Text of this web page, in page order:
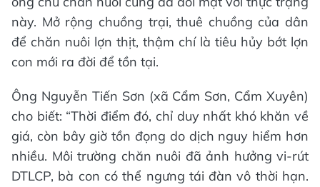
này. Mở rộng chuồng trại, thuê chuồng của dân
để chăn nuôi lợn thịt, thậm chí là tiêu hủy bớt lợn
con mới ra đời để tồn tại.
Ông Nguyễn Tiến Sơn (xã Cẩm Sơn, Cẩm Xuyên)
cho biết: “Thời điểm đó, chỉ duy nhất khó khăn về
giá, còn bây giờ tồn đọng do dịch nguy hiểm hơn
nhiều. Môi trường chăn nuôi đã ảnh hưởng vi-rút
DTLCP, bà con có thể ngưng tái đàn vô thời hạn.